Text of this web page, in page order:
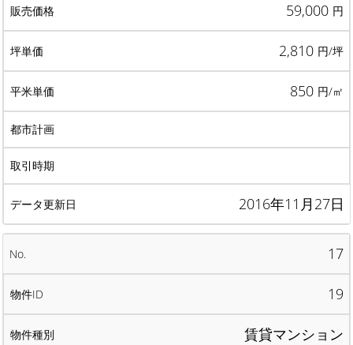
59,000 円
2,810 円/坪
850 円/㎡
2016年11月27日
17
19
賃貸マンション